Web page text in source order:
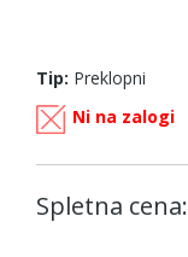
Tip: Preklopni
Ni na zalogi
Spletna cena: